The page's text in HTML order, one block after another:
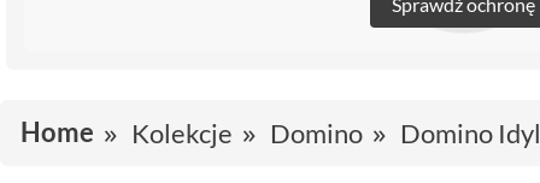
Home Kolekcje Domino Domino